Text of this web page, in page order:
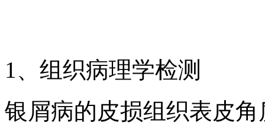
1、组织病理学检测
银屑病的皮损组织表皮